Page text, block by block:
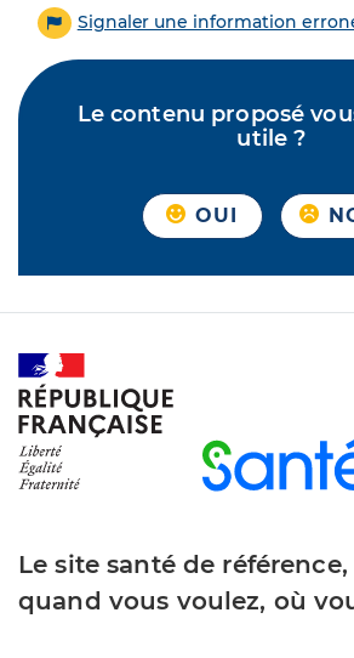
Signaler une information
Le contenu proposé
utile ?
OUI
Le site santé de
quand vous voulez, où